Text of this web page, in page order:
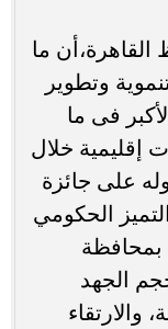
القاهرة،أن ما
وتطوير
فى ما
إقليمية خلال
على جائزة
الحكومي
بمحافظة
الجهد
والارتقاء